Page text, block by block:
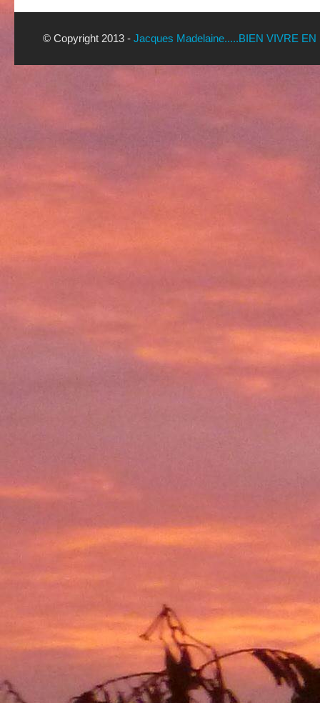
© Copyright 2013 - Jacques Madelaine.....BIEN VIVRE EN